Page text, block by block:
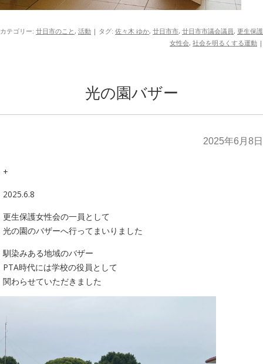
カテゴリー: 廿日市のこと, 活動 | タグ: 佐々木 ゆか, 廿日市市, 廿日市市議会議員, 更生保護
女性会, 社会を明るくする運動 |
光の園バザー
2025年6月8日
+
2025.6.8
更生保護女性会の一員として
光の園のバザーへ行ってまいりました
馴染みある地域のバザー
PTA時代には学校の役員として
関わらせていただきました